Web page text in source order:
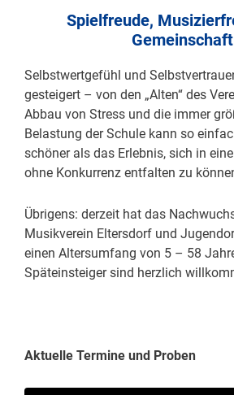
Spielfreude,
Gemeinschaft
Selbstwertgefühl und
gesteigert – von den „Alten“ des
Abbau von Stress und die immer
Belastung der Schule kann so
schöner als das Erlebnis, sich in
ohne Konkurrenz entfalten zu
Übrigens: derzeit hat das
Musikverein Eltersdorf und
einen Altersumfang von 5 – 58
Späteinsteiger sind herzlich
Aktuelle Termine und Proben